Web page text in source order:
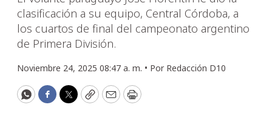
clasificación a su equipo, Central Córdoba, a
los cuartos de final del campeonato argentino
de Primera División.
Noviembre 24, 2025 08:47 a. m. • Por Redacción D10
WhatsApp
Facebook
Twitter
CopyEmailPrint